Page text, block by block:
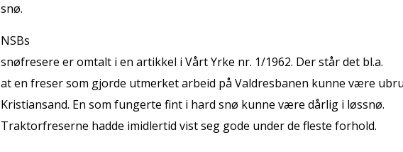
snø.
NSBs
snøfresere er omtalt i en artikkel i Vårt Yrke nr. 1/1962. Der står det bl.a.
at en freser som gjorde utmerket arbeid på Valdresbanen kunne være
Kristiansand. En som fungerte fint i hard snø kunne være dårlig i løssnø.
Traktorfreserne hadde imidlertid vist seg gode under de fleste forhold.